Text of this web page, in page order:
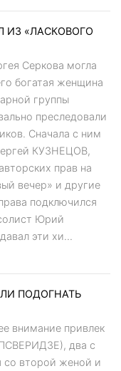
ИЗ «ЛАСКОВОГО
Серкова могла
богатая женщина
группы
преследовали
Сначала с ним
КУЗНЕЦОВ,
прав на
вечер» и другие
подключился
Юрий
эти хи...
ПОДОГНАТЬ
внимание привлек
два с
со второй женой и